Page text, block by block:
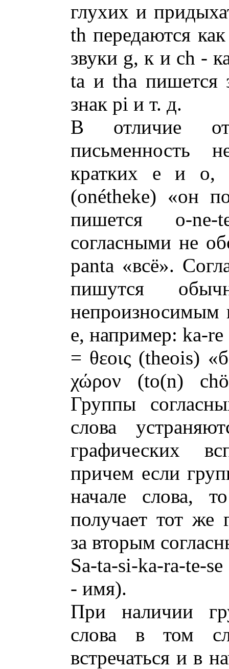
глухих и
th передаются
звуки g, к и ch -
ta и tha
знак pi и т. д.
В отличие от
письменность
кратких e и о,
(onétheke) «он
пишется o-
согласными не
panta «всё».
пишутся
непроизносимым
е, например: ka-
= θεοις (theois)
χώρον (to(n)
Группы
слова
графических
причем если
начале слова,
получает тот же
за вторым
Sa-ta-si-ka-ra-te-
- имя).
При наличии
слова в том
встречаться и в